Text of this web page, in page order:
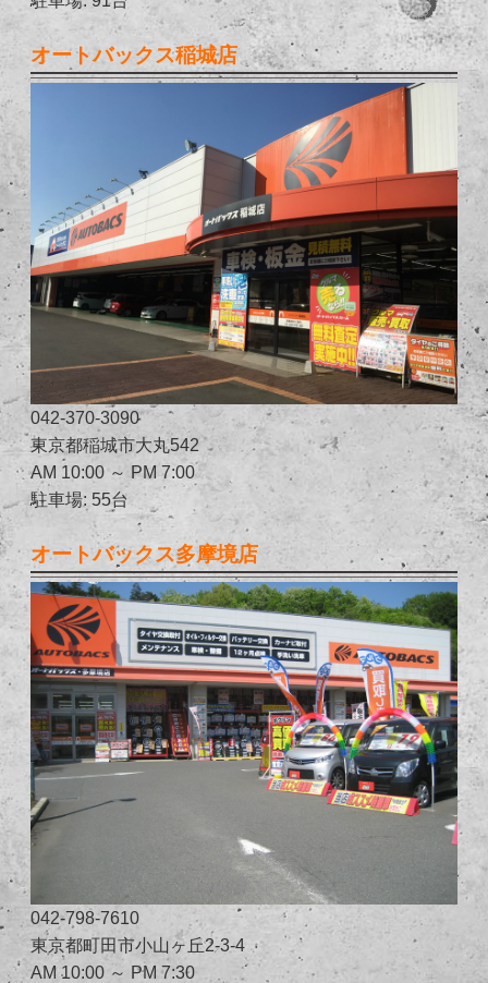
オートバックス稲城店
042-370-3090
東京都稲城市大丸542
AM 10:00 ～ PM 7:00
駐車場: 55台
オートバックス多摩境店
042-798-7610
東京都町田市小山ヶ丘2-3-4
AM 10:00 ～ PM 7:30